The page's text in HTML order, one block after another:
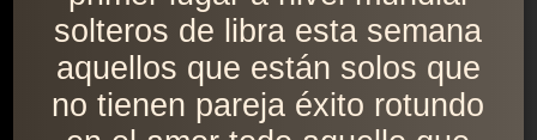
solteros de libra esta semana
aquellos que están solos que
no tienen pareja éxito rotundo